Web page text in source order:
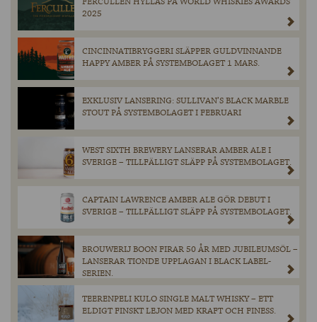
2025
CINCINNATIBRYGGERI SLÄPPER GULDVINNANDE
HAPPY AMBER PÅ SYSTEMBOLAGET 1 MARS.
EXKLUSIV LANSERING: SULLIVAN’S BLACK MARBLE
STOUT PÅ SYSTEMBOLAGET I FEBRUARI
WEST SIXTH BREWERY LANSERAR AMBER ALE I
SVERIGE – TILLFÄLLIGT SLÄPP PÅ SYSTEMBOLAGET.
CAPTAIN LAWRENCE AMBER ALE GÖR DEBUT I
SVERIGE – TILLFÄLLIGT SLÄPP PÅ SYSTEMBOLAGET.
BROUWERIJ BOON FIRAR 50 ÅR MED JUBILEUMSÖL –
LANSERAR TIONDE UPPLAGAN I BLACK LABEL-
SERIEN.
TEERENPELI KULO SINGLE MALT WHISKY – ETT
ELDIGT FINSKT LEJON MED KRAFT OCH FINESS.